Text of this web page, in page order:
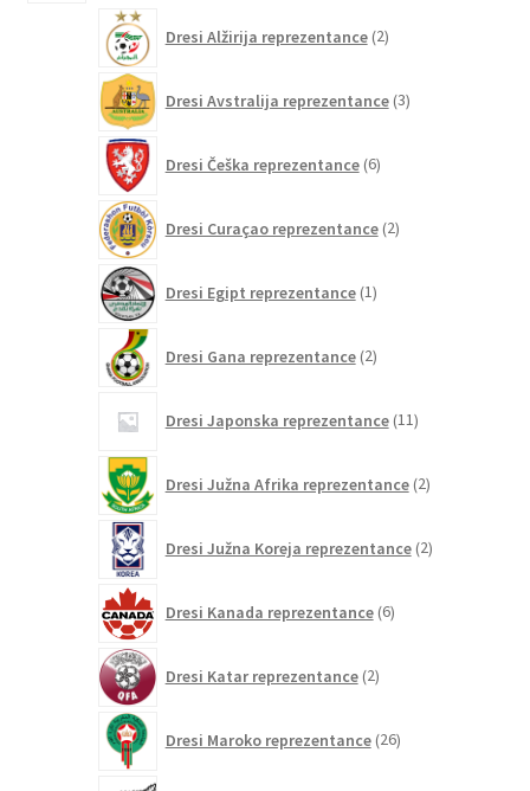
Dresi Alžirija reprezentance 2izdelka
Dresi Avstralija reprezentance 3izdelki
Dresi Češka reprezentance 6izdelkov
Dresi Curaçao reprezentance 2izdelka
Dresi Egipt reprezentance 1izdelek
Dresi Gana reprezentance 2izdelka
Dresi Japonska reprezentance 11izdelkov
Dresi Južna Afrika reprezentance 2izdelka
Dresi Južna Koreja reprezentance 2izdelka
Dresi Kanada reprezentance 6izdelkov
Dresi Katar reprezentance 2izdelka
Dresi Maroko reprezentance 26izdelkov